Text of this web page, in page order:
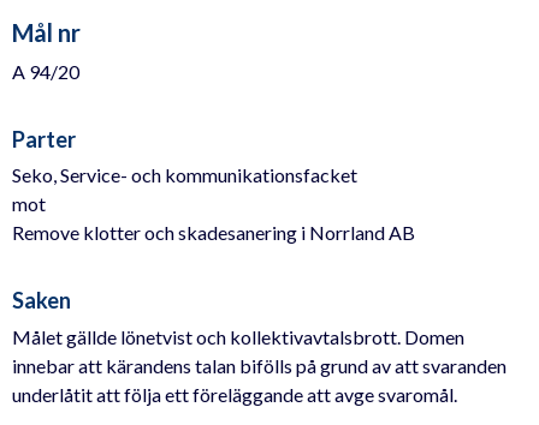
Mål nr
A 94/20
Parter
Seko, Service- och kommunikationsfacket
mot
Remove klotter och skadesanering i Norrland AB
Saken
Målet gällde lönetvist och kollektivavtalsbrott. Domen
innebar att kärandens talan bifölls på grund av att svaranden
underlåtit att följa ett föreläggande att avge svaromål.